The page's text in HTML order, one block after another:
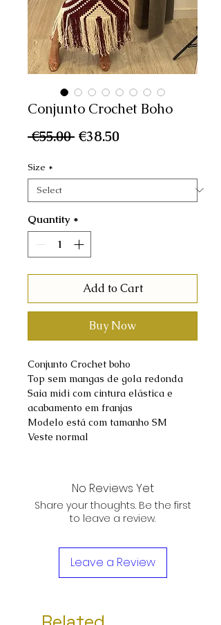
Conjunto Crochet Boho
€55.00 Regular
€38.50
Size *
Quantity *
Add to Cart
Buy Now
Conjunto Crochet boho
Top sem mangas de gola redonda
Saia midi com cintura elástica e
acabamento em franjas
Modelo está com tamanho SM
Veste normal
No Reviews Yet
Share your thoughts. Be the first
to leave a review.
Leave a Review